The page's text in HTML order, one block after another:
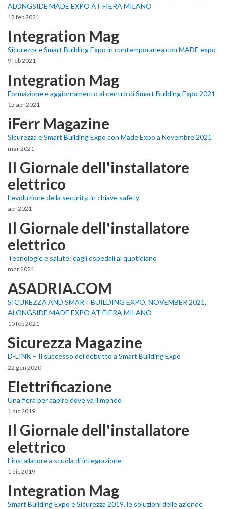
ALONGSIDE MADE EXPO AT FIERA MILANO
12 feb 2021
Integration Mag
Sicurezza e Smart Building Expo in contemporanea con MADE expo
9 feb 2021
Integration Mag
Formazione e aggiornamento al centro di Smart Building Expo 2021
15 apr 2021
iFerr Magazine
Sicurezza e Smart Building Expo con Made Expo a Novembre 2021
mar 2021
Il Giornale dell'installatore
elettrico
L'evoluzione della security, in chiave safety
apr 2021
Il Giornale dell'installatore
elettrico
Tecnologie e salute: dagli ospedali al quotidiano
mar 2021
ASADRIA.COM
SICUREZZA AND SMART BUILDING EXPO, NOVEMBER 2021,
ALONGSIDE MADE EXPO AT FIERA MILANO
10 feb 2021
Sicurezza Magazine
D-LINK – Il successo del debutto a Smart Building Expo
22 gen 2020
Elettrificazione
Una fiera per capire dove va il mondo
1 dic 2019
Il Giornale dell'installatore
elettrico
L'installatore a scuola di integrazione
1 dic 2019
Integration Mag
Smart Building Expo e Sicurezza 2019, le soluzioni delle aziende